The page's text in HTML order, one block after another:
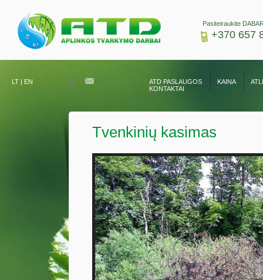
Pasiteiraukite
+370 657
LT | EN ATD PASLAUGOS KAINA
KONTAKTAI
Tvenkinių kasimas